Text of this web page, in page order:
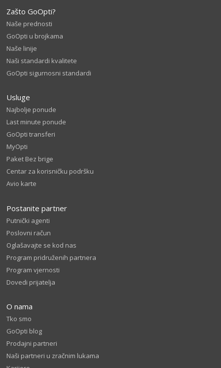
Zašto GoOpti?
Naše prednosti
GoOpti u brojkama
Naše linije
Naši standardi kvalitete
GoOpti sigurnosni standardi
Usluge
Najbolje ponude
Last minute ponude
GoOpti transferi
MyOpti
Paket Bez brige
Centar za korisničku podršku
Avio karte
Postanite partner
Putnički agenti
Poslovni račun
Oglašavajte se kod nas
Program pridruženih partnera
Program vjernosti
Dovedi prijatelja
O nama
Tko smo
GoOpti blog
Prodajni partneri
Naši partneri u zračnim lukama